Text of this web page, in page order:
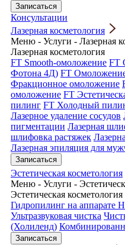
Записаться
Консультации
Лазерная косметология
Меню - Услуги - Лазерная
Лазерная косметология
FT Smooth-омоложение FT
Фотона 4Д) FT
Фракционное омоложение
омоложение FT
пилинг FT Холодный
Лазерное удаление сосудов
пигментации Лазерная
шлифовка растяжек
Лазерная эпиляция для
Записаться
Эстетическая косметология
Меню - Услуги -
Эстетическая косметология
Гидропилинг на аппарате
Ультразвуковая чистка
(Холиленд)
Записаться